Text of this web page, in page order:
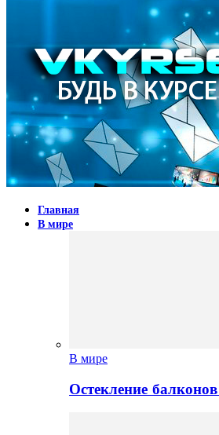
Главная
В мире
В мире
Остекление